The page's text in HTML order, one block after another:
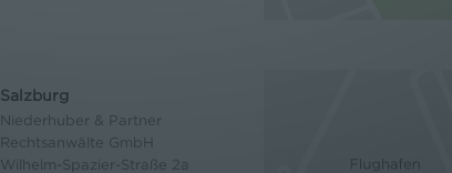
Salzburg
Niederhuber & Partner
Rechtsanwälte GmbH
Wilhelm-Spazier-Straße 2a